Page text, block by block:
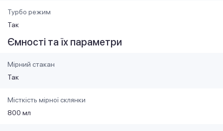
Турбо режим
Так
Ємності та їх параметри
Мірний стакан
Так
Місткість мірної склянки
800 мл